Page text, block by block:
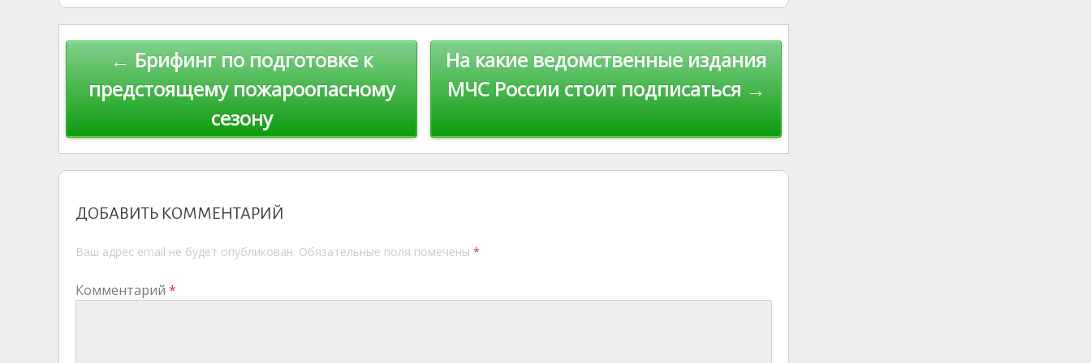
kl
as
s
ni
ki
er u
r
n
al
a
m
A
p
p
e u st Li
n
k
Навигация
по
записям
На какие ведомственные издания
МЧС России стоит подписаться →
← Брифинг по подготовке к
предстоящему пожароопасному
сезону
ДОБАВИТЬ КОММЕНТАРИЙ
Ваш адрес email не будет опубликован. Обязательные поля помечены *
Комментарий *